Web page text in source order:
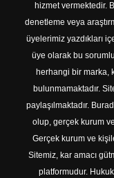
hizmet vermektedir.
denetleme veya
üyelerimiz yazdıkları
üye olarak bu
herhangi bir marka,
bulunmamaktadır.
paylaşılmaktadır.
olup, gerçek kurum
Gerçek kurum ve
Sitemiz, kar amacı
platformudur.